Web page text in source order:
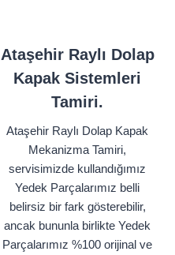
Ataşehir Raylı Dolap
Kapak Sistemleri
Tamiri.
Ataşehir Raylı Dolap Kapak
Mekanizma Tamiri,
servisimizde kullandığımız
Yedek Parçalarımız belli
belirsiz bir fark gösterebilir,
ancak bununla birlikte Yedek
Parçalarımız %100 orijinal ve